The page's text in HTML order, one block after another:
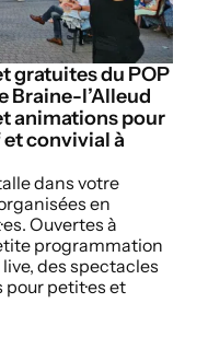
gratuites du POP
Braine-l’Alleud
animations pour
convivial à
dans votre
en
Ouvertes à
programmation
des spectacles
petit·es et